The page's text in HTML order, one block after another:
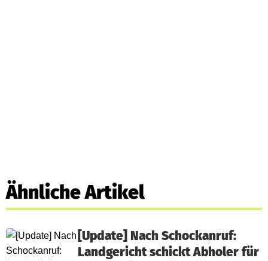
Ähnliche Artikel
[Update] Nach Schockanruf:
Landgericht schickt Abholer für